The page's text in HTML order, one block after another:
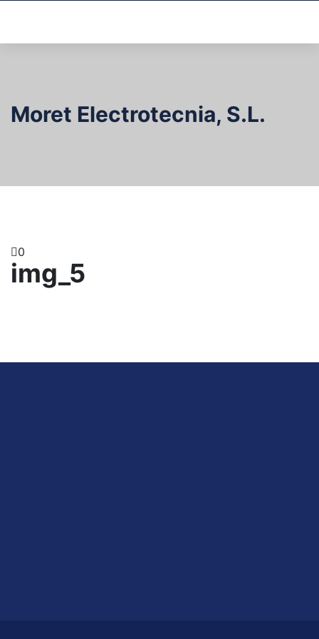
Moret Electrotecnia, S.L.
0
img_5